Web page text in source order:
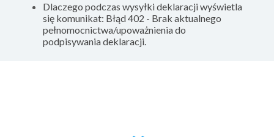
Dlaczego podczas wysyłki deklaracji wyświetla
się komunikat: Błąd 402 - Brak aktualnego
pełnomocnictwa/upoważnienia do
podpisywania deklaracji.